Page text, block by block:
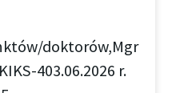
doktorów,Mgr
403.06.2026 r.